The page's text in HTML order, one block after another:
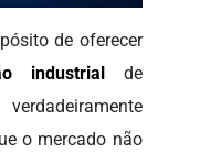
de oferecer
industrial
de
o mercado não